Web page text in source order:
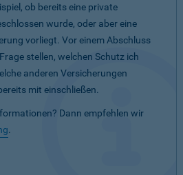
ob bereits eine private
wurde, oder aber eine
vorliegt. Vor einem Abschluss
stellen, welchen Schutz ich
anderen Versicherungen
mit einschließen.
Dann empfehlen wir
.